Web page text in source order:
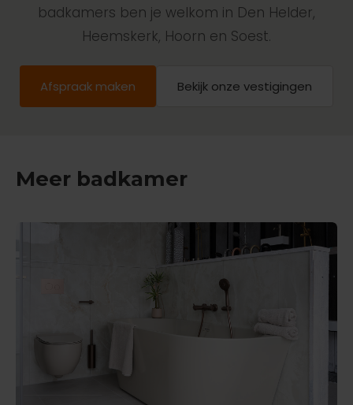
badkamers ben je welkom in Den Helder,
Heemskerk, Hoorn en Soest.
Afspraak maken Bekijk onze vestigingen
Meer badkamer